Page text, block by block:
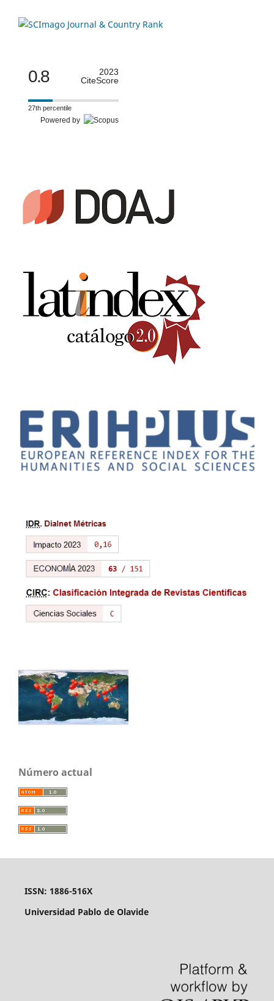
0.8
2023
CiteScore
27th percentile
Powered by
Número actual
ISSN: 1886-516X
Universidad Pablo de Olavide